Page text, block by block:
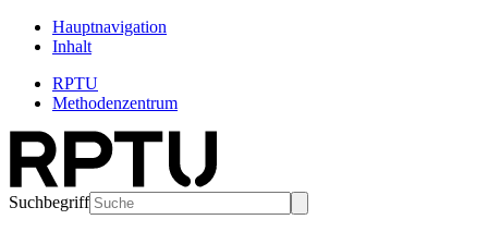
Hauptnavigation
Inhalt
RPTU
Methodenzentrum
Suchbegriff